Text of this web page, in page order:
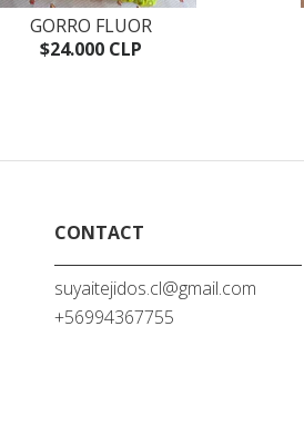
GORRO FLUOR
$24.000 CLP
CONTACT
suyaitejidos.cl@gmail.com
+56994367755